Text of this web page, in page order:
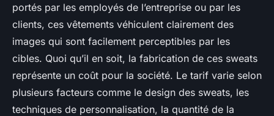
portés par les employés de l’entreprise ou par les
clients, ces vêtements véhiculent clairement des
images qui sont facilement perceptibles par les
cibles. Quoi qu’il en soit, la fabrication de ces sweats
représente un coût pour la société. Le tarif varie selon
plusieurs facteurs comme le design des sweats, les
techniques de personnalisation, la quantité de la